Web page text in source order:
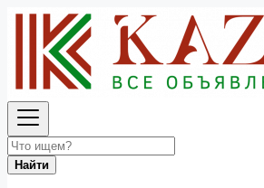
Найти
Для дома и дачи
Посуда и товары для кухни
Все объявления в 50 км around Уфа